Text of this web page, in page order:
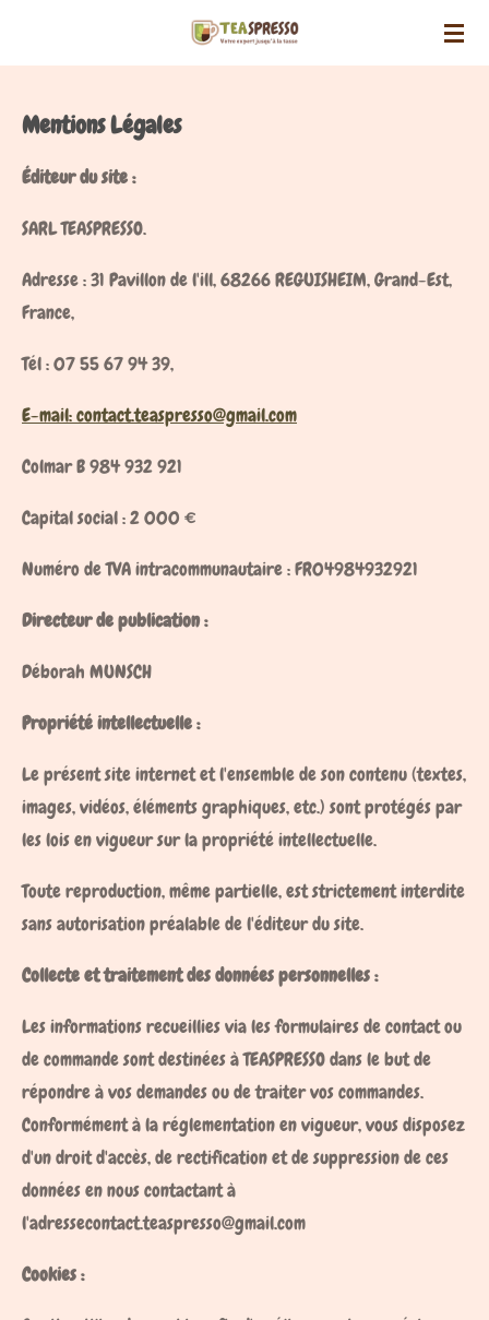
principal
Mentions Légales
Éditeur du site :
SARL TEASPRESSO.
Adresse : 31 Pavillon de l'ill, 68266 REGUISHEIM, Grand-Est,
France,
Tél : 07 55 67 94 39,
E-mail: contact.teaspresso@gmail.com
Colmar B 984 932 921
Capital social : 2 000 €
Numéro de TVA intracommunautaire : FR04984932921
Directeur de publication :
Déborah MUNSCH
Propriété intellectuelle :
Le présent site internet et l'ensemble de son contenu (textes,
images, vidéos, éléments graphiques, etc.) sont protégés par
les lois en vigueur sur la propriété intellectuelle.
Toute reproduction, même partielle, est strictement interdite
sans autorisation préalable de l'éditeur du site.
Collecte et traitement des données personnelles :
Les informations recueillies via les formulaires de contact ou
de commande sont destinées à TEASPRESSO dans le but de
répondre à vos demandes ou de traiter vos commandes.
Conformément à la réglementation en vigueur, vous disposez
d'un droit d'accès, de rectification et de suppression de ces
données en nous contactant à
l'adressecontact.teaspresso@gmail.com
Cookies :